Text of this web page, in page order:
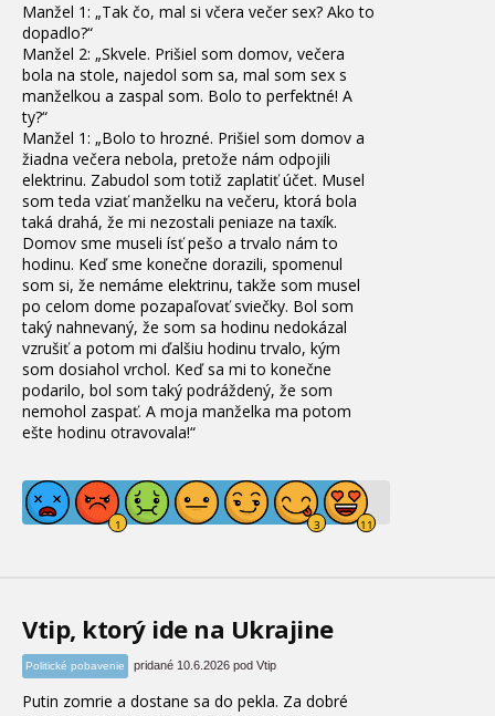
Manžel 1: „Tak čo, mal si včera večer sex? Ako to
dopadlo?“
Manžel 2: „Skvele. Prišiel som domov, večera
bola na stole, najedol som sa, mal som sex s
manželkou a zaspal som. Bolo to perfektné! A
ty?“
Manžel 1: „Bolo to hrozné. Prišiel som domov a
žiadna večera nebola, pretože nám odpojili
elektrinu. Zabudol som totiž zaplatiť účet. Musel
som teda vziať manželku na večeru, ktorá bola
taká drahá, že mi nezostali peniaze na taxík.
Domov sme museli ísť pešo a trvalo nám to
hodinu. Keď sme konečne dorazili, spomenul
som si, že nemáme elektrinu, takže som musel
po celom dome pozapaľovať sviečky. Bol som
taký nahnevaný, že som sa hodinu nedokázal
vzrušiť a potom mi ďalšiu hodinu trvalo, kým
som dosiahol vrchol. Keď sa mi to konečne
podarilo, bol som taký podráždený, že som
nemohol zaspať. A moja manželka ma potom
ešte hodinu otravovala!“
Vtip, ktorý ide na Ukrajine
Politické pobavenie pridané 10.6.2026 pod Vtip
Putin zomrie a dostane sa do pekla. Za dobré